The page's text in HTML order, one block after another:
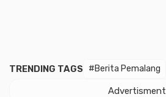
TRENDING TAGS #Berita Pemalang
Advertisment